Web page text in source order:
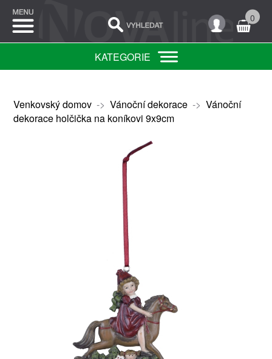
0
KATEGORIE
Venkovský domov-> Vánoční dekorace-> Vánoční
dekorace holčička na koníkovi 9x9cm